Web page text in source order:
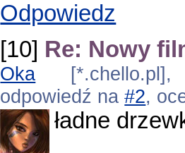
Odpowiedz
[10] Re: Nowy
Oka [*.chello.pl],
odpowiedź na#2,
ładne